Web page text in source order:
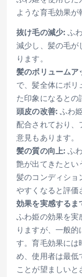
ような育毛効果が
抜け毛の減少: ふ
減少し、髪の毛が
ります。
髪のボリュームア
で、髪全体にボリ
た印象になるとの
頭皮の改善:ふわ
配合されており、
意見もあります。
髪の質の向上: ふ
艶が出てきたとい
髪のコンディショ
やすくなると評価
効果を実感するま
ふわ姫の効果を実
りますが、一般的
す。育毛効果には
め、使用者は最低
ことが望ましいと